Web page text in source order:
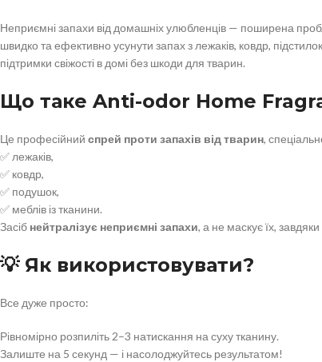
Неприємні запахи від домашніх улюбленців — поширена
швидко та ефективно усунути запах з лежаків, ковдр,
підтримки свіжості в домі без шкоди для тварин.
Що таке Anti-odor Home
Це професійний спрей проти запахів від тварин,
✅ лежаків,
✅ ковдр,
✅ подушок,
✅ меблів із тканини.
Засіб нейтралізує неприємні запахи, а не маскує їх,
💡 Як використовувати?
Все дуже просто:
Рівномірно розпиліть 2–3 натискання на суху тканину.
Залиште на 5 секунд — і насолоджуйтесь результатом!